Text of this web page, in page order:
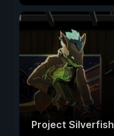
Project Silverfish